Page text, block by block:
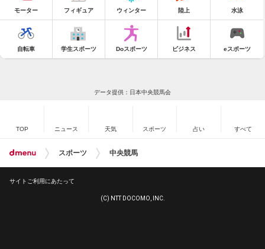
モーター フィギュア ウィンター 陸上 水泳
自転車 学生スポーツ Doスポーツ ビジネス eスポーツ
データ提供：日本中央競馬会
TOP ニュース 天気 スポーツ 占い すべて
スポーツ 中央競馬
サイトご利用にあたって
(C) NTT DOCOMO, INC.